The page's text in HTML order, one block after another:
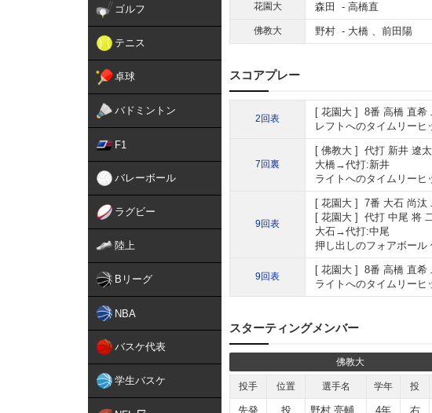
ゴルフ
テニス
卓球
バドミントン
F1
バレーボール
ラグビー
陸上
Bリーグ
NBA
バスケ代表
学生バスケ
花園大 森田 - 高橋直
佛教大 野村 - 大橋 、 前田陽
スコアプレー
2回表
花園大 8番 高橋 直希
レフトへのタイムリー
7回裏
佛教大 代打 新井 遼
大橋→代打:新井
ライトへのタイムリー
9回表
花園大 7番 大石 尚汰
花園大
代打 中尾 将
大石→代打:中尾
押し出しのフォアボール
9回表
花園大 8番 高橋 直希
ライトへのタイムリーヒ
スターティングメンバー
佛教大
投手 位置 選手名 学年 投
先発 投 野村 亮輔 4年 右